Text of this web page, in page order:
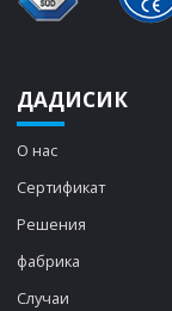
ДАДИСИК
О нас
Сертификат
Решения
фабрика
Случаи